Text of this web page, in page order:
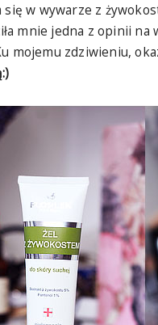
się w wywarze z
mnie jedna z opinii
mojemu zdziwieniu,